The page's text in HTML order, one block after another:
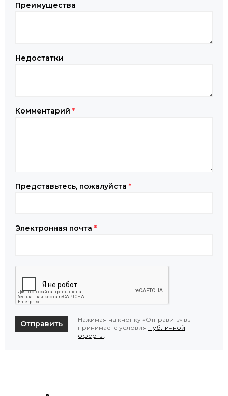
Преимущества
Недостатки
Комментарий *
Представьтесь, пожалуйста *
Электронная почта *
Отправить
Нажимая на кнопку «Отправить» вы
принимаете условия Публичной
оферты.